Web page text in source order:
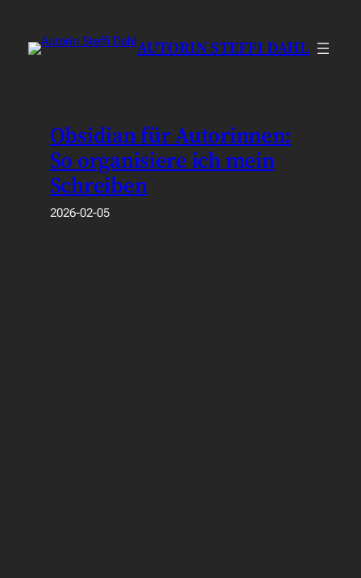
springen
AUTORIN STEFFI DAHL
Obsidian für Autorinnen:
So organisiere ich mein
Schreiben
2026-02-05